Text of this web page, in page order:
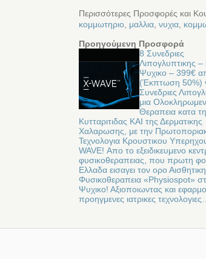
Περισσότερες Προσφορές και
κομμωτηριο, μαλλια, νυχια,
Προηγούμενη Προσφορά
8 Συνεδριες
Λιπογλυπτικης –
Ψυχικο – 399€
(Έκπτωση 50%)
Συνεδριες
μια
Θεραπεια κατα
Κυτταριτιδας ΚΑΙ της Δερματικης
Χαλαρωσης, με την
Τεχνολογια Κρουστικου
WAVE! Απο το εξειδικευμενο
φυσικοθεραπειας, που πρωτη
Ελλαδα εισαγει τον ορο Αισθητικη
Φυσικοθεραπεια «Physiospot»
Ψυχικο! Αξιοποιωντας και
προηγμενες ιατρικες τεχνολογιες…